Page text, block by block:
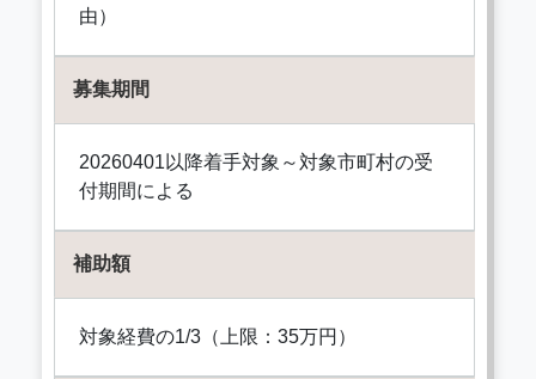
由）
募集期間
20260401以降着手対象～対象市町村の受
付期間による
補助額
対象経費の1/3（上限：35万円）